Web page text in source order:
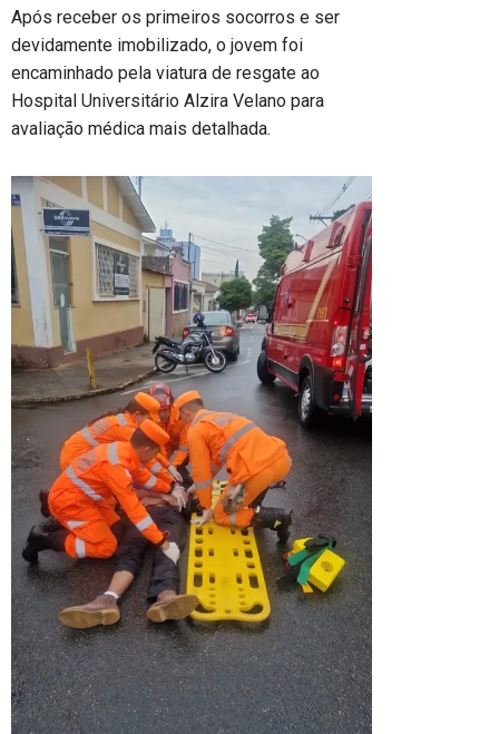
Após receber os primeiros socorros e ser
devidamente imobilizado, o jovem foi
encaminhado pela viatura de resgate ao
Hospital Universitário Alzira Velano para
avaliação médica mais detalhada.